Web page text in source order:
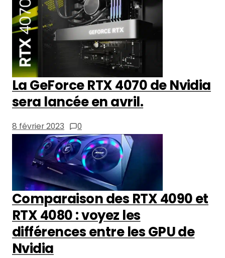
La GeForce RTX 4070 de Nvidia
sera lancée en avril.
8 février 2023 0
Comparaison des RTX 4090 et
RTX 4080 : voyez les
différences entre les GPU de
Nvidia